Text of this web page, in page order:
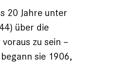
20 Jahre unter
über die
zu sein –
sie 1906,